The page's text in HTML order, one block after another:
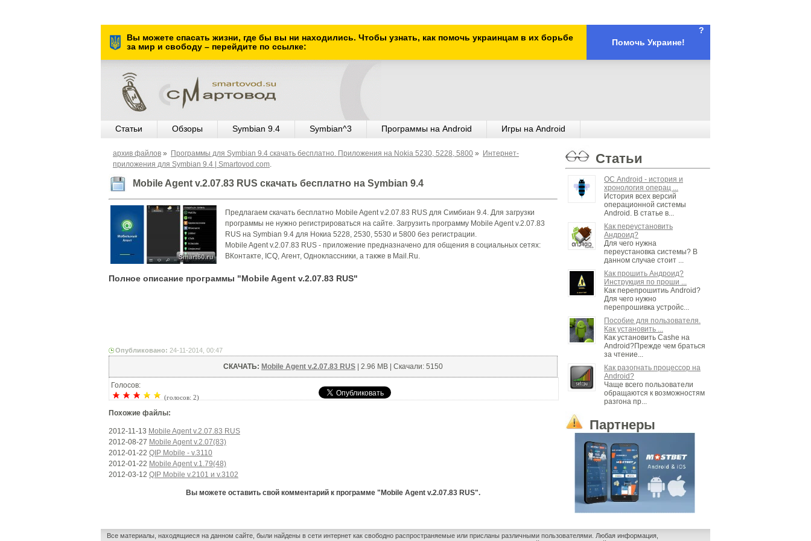
Вы можете спасать жизни, где бы вы ни находились. Чтобы узнать, как помочь украинцам в их борьбе
за мир и свободу – перейдите по ссылке:
Помочь Украине!
?
Статьи Обзоры Symbian 9.4 Symbian^3 Программы на Android Игры на Android
архив файлов » Программы для Symbian 9.4 скачать бесплатно. Приложения на Nokia 5230, 5228, 5800 »
Интернет-
приложения для Symbian 9.4 | Smartovod.com.
Mobile Agent v.2.07.83 RUS скачать бесплатно на Symbian 9.4
Предлагаем скачать бесплатно Mobile Agent v.2.07.83 RUS для Симбиан 9.4. Для загрузки
программы не нужно регистрироваться на сайте. Загрузить программу Mobile Agent v.2.07.83
RUS на Symbian 9.4 для Нокиа 5228, 2530, 5530 и 5800 без регистрации.
Mobile Agent v.2.07.83 RUS - приложение предназначено для общения в социальных сетях:
ВКонтакте, ICQ, Агент, Одноклассники, а также в Mail.Ru.
Полное описание программы "Mobile Agent v.2.07.83 RUS"
Опубликовано: 24-11-2014, 00:47
СКАЧАТЬ: Mobile Agent v.2.07.83 RUS | 2.96 MB | Скачали: 5150
Голосов:
(голосов: 2)
Похожие файлы:
2012-11-13 Mobile Agent v.2.07.83 RUS
2012-08-27 Mobile Agent v.2.07(83)
2012-01-22 QIP Mobile - v.3110
2012-01-22 Mobile Agent v.1.79(48)
2012-03-12 QIP Mobile v.2101 и v.3102
Вы можете оставить свой комментарий к программе "Mobile Agent v.2.07.83 RUS".
Статьи
ОС Android - история и
хронология операц ...
История всех версий
операционной системы
Android. В статье в...
Как переустановить
Андроид?
Для чего нужна
переустановка системы? В
данном случае стоит ...
Как прошить Андроид?
Инструкция по проши ...
Как перепрошитиь Android?
Для чего нужно
перепрошивка устройс...
Пособие для пользователя.
Как установить ...
Как установить Cashe на
Android?Прежде чем браться
за чтение...
Как разогнать процессор на
Android?
Чаще всего пользователи
обращаются к возможностям
разгона пр...
Партнеры
Все материалы, находящиеся на данном сайте, были найдены в сети интернет как свободно распространяемые или присланы различными пользователями. Любая информация,